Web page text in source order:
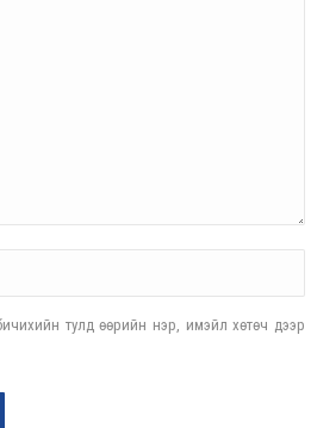
тулд өөрийн нэр, имэйл хөтөч дээр